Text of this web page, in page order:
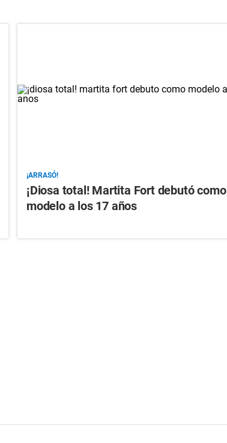
¡ARRASÓ!
¡Diosa total! Martita Fort debutó como
modelo a los 17 años